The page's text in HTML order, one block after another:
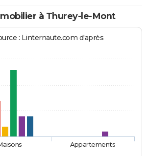
à Thurey-le-Mont
: Linternaute.com d'après
Appartements